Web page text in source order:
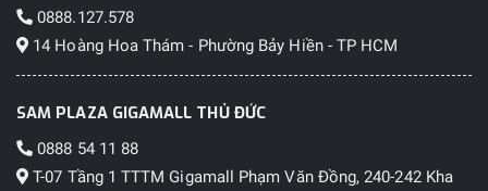
0888.127.578
14 Hoàng Hoa Thám - Phường Bảy Hiền - TP HCM
SAM PLAZA GIGAMALL THỦ ĐỨC
0888 54 11 88
T-07 Tầng 1 TTTM Gigamall Phạm Văn Đồng, 240-242 Kha